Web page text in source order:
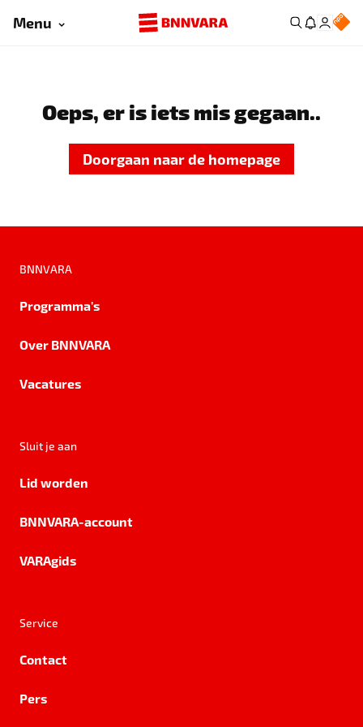
Menu
Oeps, er is iets mis gegaan..
Doorgaan naar de homepage
BNNVARA
Programma's
Over BNNVARA
Vacatures
Sluit je aan
Lid worden
BNNVARA-account
VARAgids
Service
Contact
Pers